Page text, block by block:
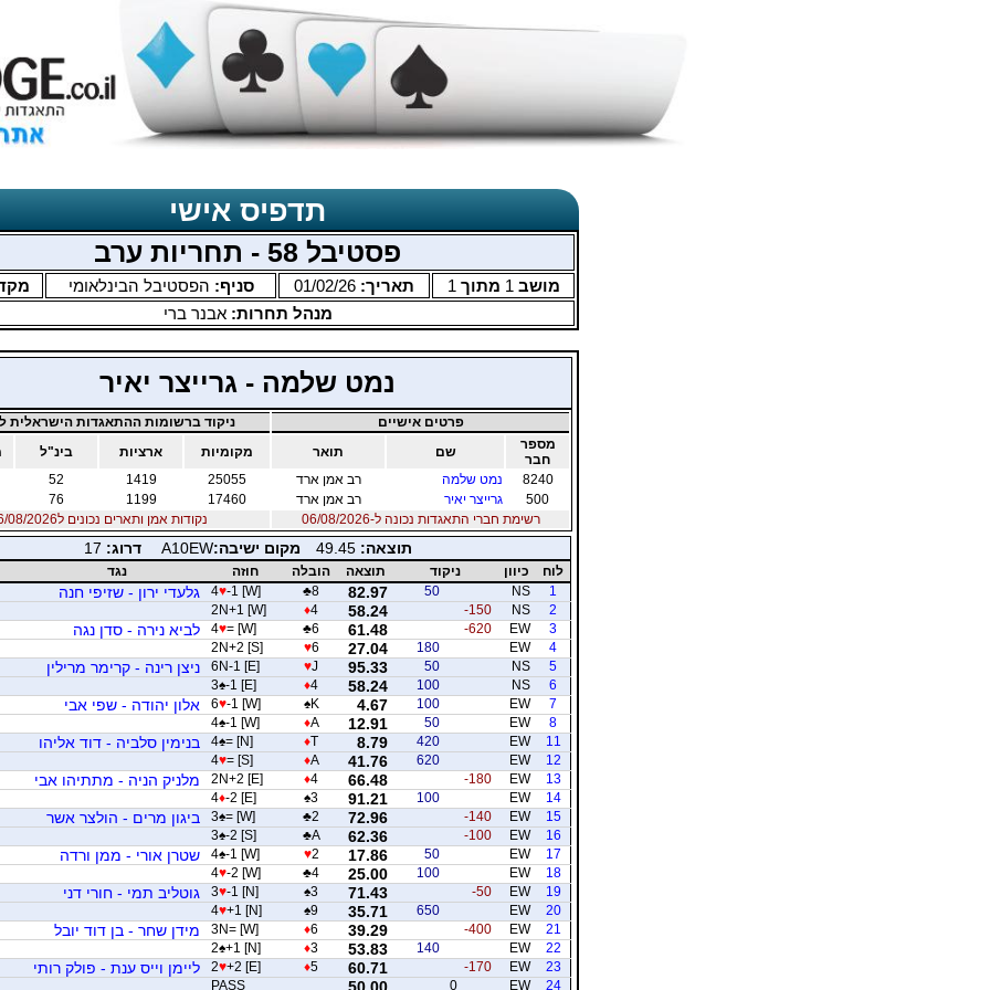
תדפיס אישי
פסטיבל 58 - תחריות ערב
מושב 1 מתוך 1 תאריך: 01/02/26 סניף: הפסטיבל הבינלאומי
מנהל תחרות:אבנר ברי
נמט שלמה - גרייצר יאיר
פרטים אישיים
ניקוד ברשומות ההתאגדות הישראלית
מספר
חבר
שם תואר מקומיות ארציות בינ"ל
8240
נמט שלמה רב אמן ארד 25055
1419
52
500
גרייצר יאיר רב אמן ארד 17460
1199
76
רשימת חברי התאגדות נכונה ל-06/08/2026
נקודות אמן ותארים נכונים ל06/08/2026
תוצאה:49.45 מקום ישיבה:A10EW דרוג: 17
לוח כיוון ניקוד תוצאה הובלה חוזה
נגד
1
NS
50
82.97
♣8
4♥-1 [W] גלעדי ירון - שזיפי חנה
2
NS
-150
58.24
♦4
2N+1 [W]
3
EW
-620
61.48
♣6
4♥= [W] לביא נירה - סדן נגה
4
EW
180
27.04
♥6
2N+2 [S]
5
NS
50
95.33
♥J
6N-1 [E] ניצן רינה - קרימר מרילין
6
NS
100
58.24
♦4
3♠-1 [E]
7
EW
100
4.67
♠K
6♥-1 [W] אלון יהודה - שפי אבי
8
EW
50
12.91
♦A
4♠-1 [W]
11
EW
420
8.79
♦T
4♠= [N] בנימין סלביה - דוד אליהו
12
EW
620
41.76
♦A
4♥= [S]
13
EW
-180
66.48
♦4
2N+2 [E] מלניק הניה - מתתיהו אבי
14
EW
100
91.21
♠3
4♦-2 [E]
15
EW
-140
72.96
♣2
3♠= [W] ביגון מרים - הולצר אשר
16
EW
-100
62.36
♣A
3♠-2 [S]
17
EW
50
17.86
♥2
4♠-1 [W] שטרן אורי - ממן ורדה
18
EW
100
25.00
♣4
4♥-2 [W]
19
EW
-50
71.43
♠3
3♥-1 [N] גוטליב תמי - חורי דני
20
EW
650
35.71
♠9
4♥+1 [N]
21
EW
-400
39.29
♦6
3N= [W] מידן שחר - בן דוד יובל
22
EW
140
53.83
♦3
2♠+1 [N]
23
EW
-170
60.71
♦5
2♥+2 [E] ליימן וייס ענת - פולק רותי
24
EW
0
50.00
PASS